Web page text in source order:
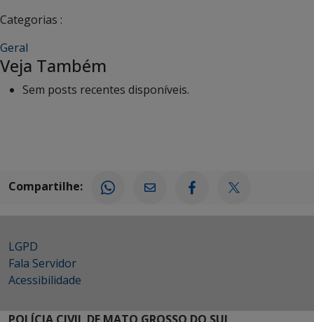
Categorias :
Geral
Veja Também
Sem posts recentes disponíveis.
Compartilhe:
LGPD
Fala Servidor
Acessibilidade